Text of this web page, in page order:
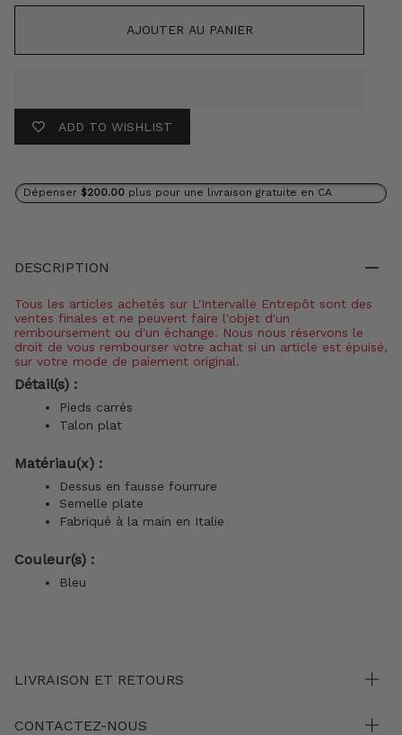
AJOUTER AU PANIER
ADD TO WISHLIST
Dépenser $200.00 plus pour une livraison gratuite en CA
DESCRIPTION
Tous les articles achetés sur L'Intervalle Entrepôt sont des
ventes finales et ne peuvent faire l'objet d'un
remboursement ou d'un échange. Nous nous réservons le
droit de vous rembourser votre achat si un article est épuisé,
sur votre mode de paiement original.
Détail(s) :
Pieds carrés
Talon plat
Matériau(x) :
Dessus en fausse fourrure
Semelle plate
Fabriqué à la main en Italie
Couleur(s) :
Bleu
LIVRAISON ET RETOURS
CONTACTEZ-NOUS